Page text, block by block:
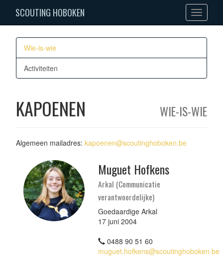
Toggle
navigation
SCOUTING HOBOKEN
Wie-is-wie
Activiteiten
KAPOENEN WIE-IS-WIE
Algemeen mailadres: kapoenen@scoutinghoboken.be
Muguet Hofkens
Arkal (Communicatie
verantwoordelijke)
Goedaardige Arkal
17 juni 2004
0488 90 51 60
muguet.hofkens@scoutinghoboken.be